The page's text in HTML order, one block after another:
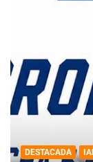
DESTACADA